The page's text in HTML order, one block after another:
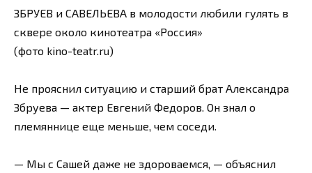
ЗБРУЕВ и САВЕЛЬЕВА в молодости любили гулять в
сквере около кинотеатра «Россия»
(фото kino-teatr.ru)
Не прояснил ситуацию и старший брат Александра
Збруева — актер Евгений Федоров. Он знал о
племяннице еще меньше, чем соседи.
— Мы с Сашей даже не здороваемся, — объяснил